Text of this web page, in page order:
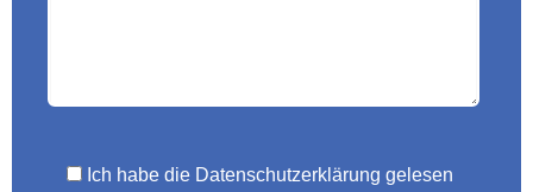
Ich habe die Datenschutzerklärung gelesen